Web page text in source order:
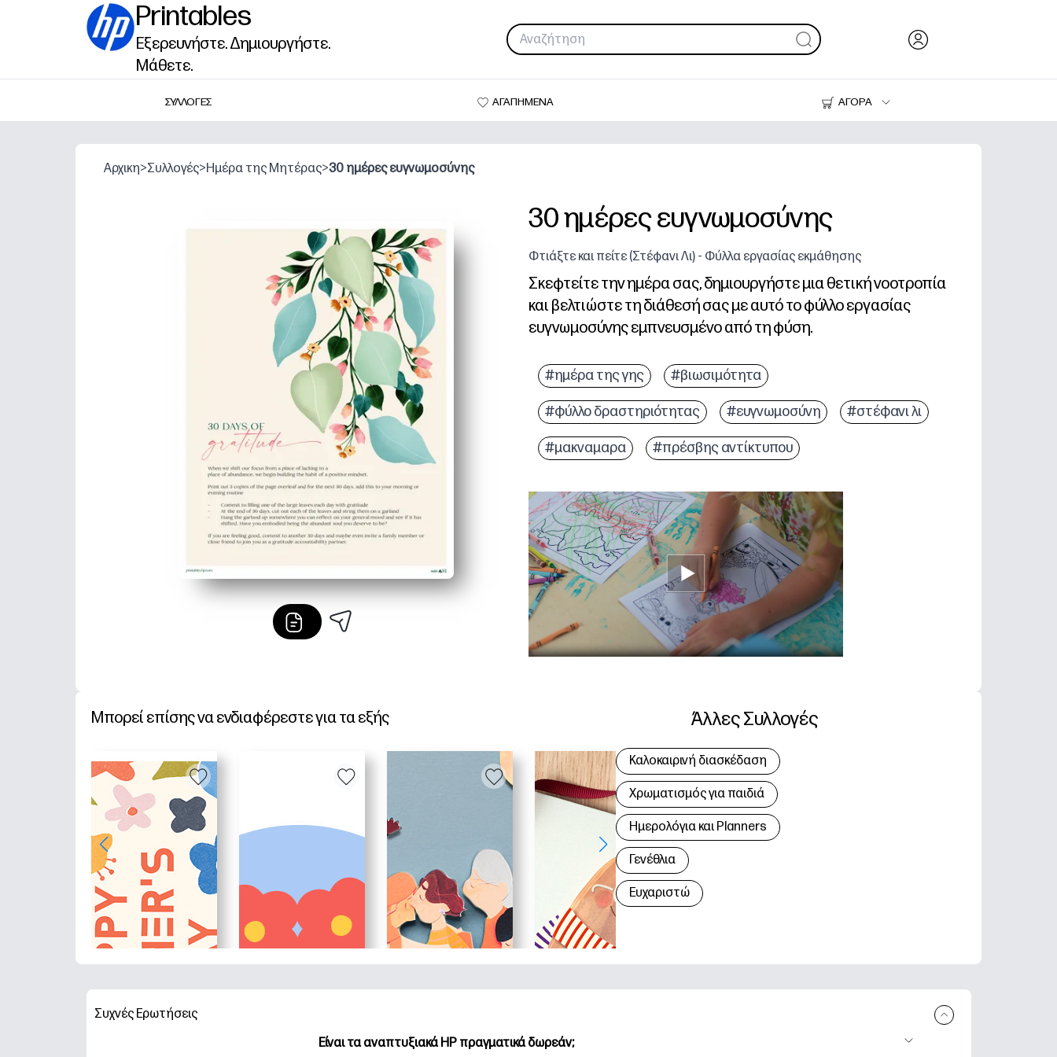
Printables
Εξερευνήστε. Δημιουργήστε.
Μάθετε.
ΣΥΛΛΟΓΕΣ ΑΓΑΠΗΜΕΝΑ
ΑΓΟΡΑ
Εκτυπωτές
Αρχικη>Συλλογές>Ημέρα της Μητέρας>30 ημέρες ευγνωμοσύνης
30 ημέρες ευγνωμοσύνης
Φτιάξτε και πείτε (Στέφανι Λι) - Φύλλα εργασίας εκμάθησης
Σκεφτείτε την ημέρα σας, δημιουργήστε μια θετική νοοτροπία
και βελτιώστε τη διάθεσή σας με αυτό το φύλλο εργασίας
ευγνωμοσύνης εμπνευσμένο από τη φύση.
#ημέρα της γης #βιωσιμότητα
#φύλλο δραστηριότητας #ευγνωμοσύνη #στέφανι λι
#μακναμαρα #πρέσβης αντίκτυπου
Μπορεί επίσης να ενδιαφέρεστε για τα εξής Άλλες Συλλογές
Καλοκαιρινή διασκέδαση
Χρωματισμός για παιδιά
Hμερολόγια και Planners
Γενέθλια
Ευχαριστώ
Συχνές Ερωτήσεις
Είναι τα αναπτυξιακά HP πραγματικά δωρεάν;